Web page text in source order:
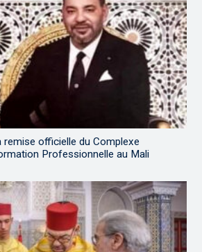
remise officielle du Complexe
Professionnelle au Mali